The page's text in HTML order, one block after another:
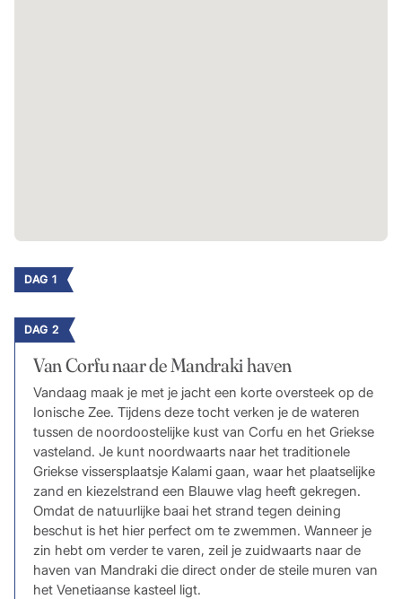
DAG 1
DAG 2
Van Corfu naar de Mandraki haven
Vandaag maak je met je jacht een korte oversteek op de
Ionische Zee. Tijdens deze tocht verken je de wateren
tussen de noordoostelijke kust van Corfu en het Griekse
vasteland. Je kunt noordwaarts naar het traditionele
Griekse vissersplaatsje Kalami gaan, waar het plaatselijke
zand en kiezelstrand een Blauwe vlag heeft gekregen.
Omdat de natuurlijke baai het strand tegen deining
beschut is het hier perfect om te zwemmen. Wanneer je
zin hebt om verder te varen, zeil je zuidwaarts naar de
haven van Mandraki die direct onder de steile muren van
het Venetiaanse kasteel ligt.